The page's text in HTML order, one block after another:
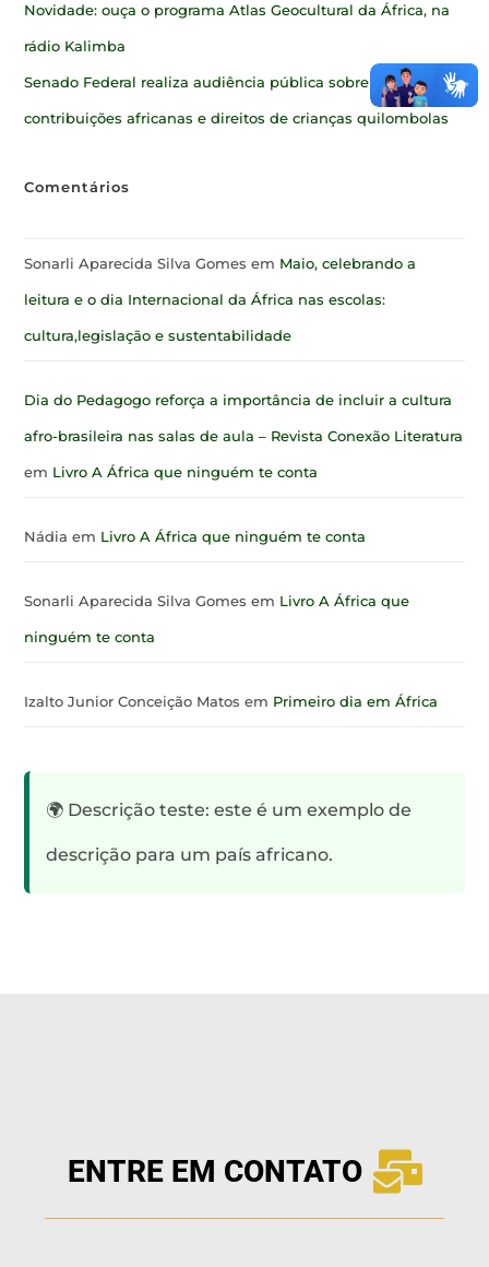
Novidade: ouça o programa Atlas Geocultural da África, na
rádio Kalimba
Senado Federal realiza audiência pública sobre
contribuições africanas e direitos de crianças quilombolas
Comentários
Sonarli Aparecida Silva Gomes em Maio, celebrando a
leitura e o dia Internacional da África nas escolas:
cultura,legislação e sustentabilidade
Dia do Pedagogo reforça a importância de incluir a cultura
afro-brasileira nas salas de aula – Revista Conexão Literatura
em Livro A África que ninguém te conta
Nádia em Livro A África que ninguém te conta
Sonarli Aparecida Silva Gomes em Livro A África que
ninguém te conta
Izalto Junior Conceição Matos em Primeiro dia em África
🌍 Descrição teste: este é um exemplo de
descrição para um país africano.
ENTRE EM CONTATO